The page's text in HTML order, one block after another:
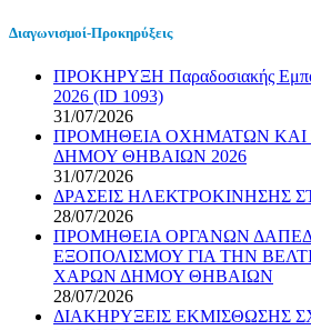
Διαγωνισμοί-Προκηρύξεις
ΠΡΟΚΗΡΥΞΗ Παραδοσιακής
2026 (ID 1093)
31/07/2026
ΠΡΟΜΗΘΕΙΑ ΟΧΗΜΑΤΩΝ ΚΑΙ
ΔΗΜΟΥ ΘΗΒΑΙΩΝ 2026
31/07/2026
ΔΡΑΣΕΙΣ ΗΛΕΚΤΡΟΚΙΝΗΣΗΣ
28/07/2026
ΠΡΟΜΗΘΕΙΑ ΟΡΓΑΝΩΝ
ΕΞΟΠΟΛΙΣΜΟΥ ΓΙΑ ΤΗΝ
ΧΑΡΩΝ ΔΗΜΟΥ ΘΗΒΑΙΩΝ
28/07/2026
ΔΙΑΚΗΡΥΞΕΙΣ ΕΚΜΙΣΘΩΣΗΣ